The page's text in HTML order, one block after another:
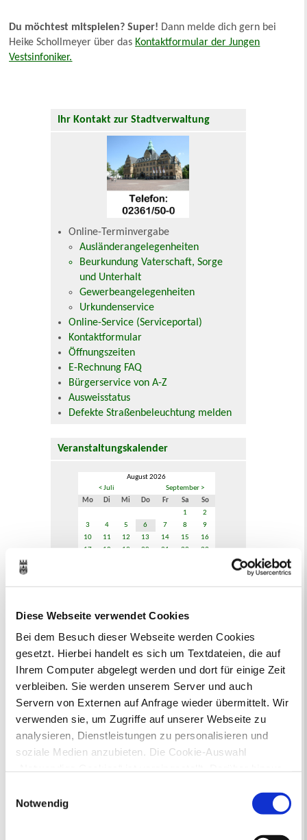
Diese Webseite verwendet Cookies
Bei dem Besuch dieser Webseite werden Cookies
gesetzt. Hierbei handelt es sich um Textdateien, die auf
Ihrem Computer abgelegt werden und dort für einige Zeit
verbleiben. Sie werden unserem Server und auch
Servern von Externen auf Anfrage wieder übermittelt. Wir
verwenden sie, um Zugriffe auf unserer Webseite zu
analysieren, Dienstleistungen zu personalisieren und
soziale Medien anzubieten. Die Cookie-Auswahl
Drittländern (USA) mit unzureichendem
Datenschutzniveau verarbeiten. Es besteht die Gefahr,
dass diese zu Kontroll- und Überwachungszwecken von
Notwendig
Du möchtest mitspielen? Super! Dann melde dich gern bei
Heike Schollmeyer über das Kontaktformular der Jungen
Vestsinfoniker.
Ihr Kontakt zur Stadtverwaltung
Online-Terminvergabe
Ausländerangelegenheiten
Beurkundung Vaterschaft, Sorge
und Unterhalt
Gewerbeangelegenheiten
Urkundenservice
Online-Service (Serviceportal)
Kontaktformular
Öffnungszeiten
E-Rechnung FAQ
Bürgerservice von A-Z
Ausweisstatus
Defekte Straßenbeleuchtung melden
Veranstaltungskalender
August 2026
< Juli
September >
Mo
Di Mi Do Fr Sa
So
1
2
3
4 5 6 7 8
9
10
11 12 13 14 15
16
17
18 19 20 21 22
23
Zur Veranstaltungssuche
Museen
In Recklinghausen gibt es verschiedene
Ikonen-Museum und die